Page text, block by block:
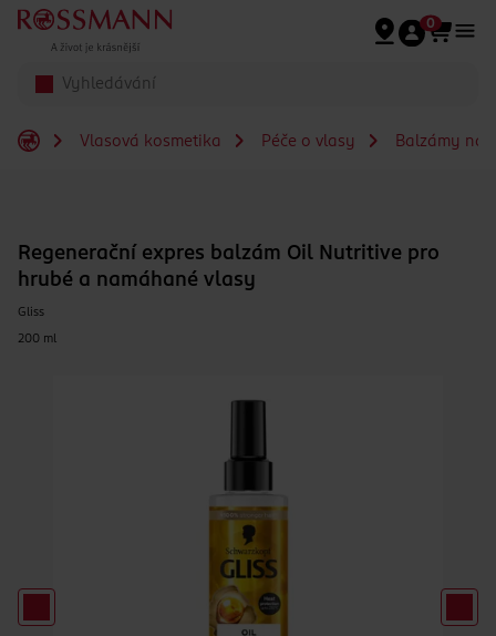
Přeskočit na hlavmní obsah
0
Vlasová kosmetika Péče o vlasy Balzámy na
Regenerační expres balzám Oil Nutritive pro
hrubé a namáhané vlasy
Gliss
200 ml